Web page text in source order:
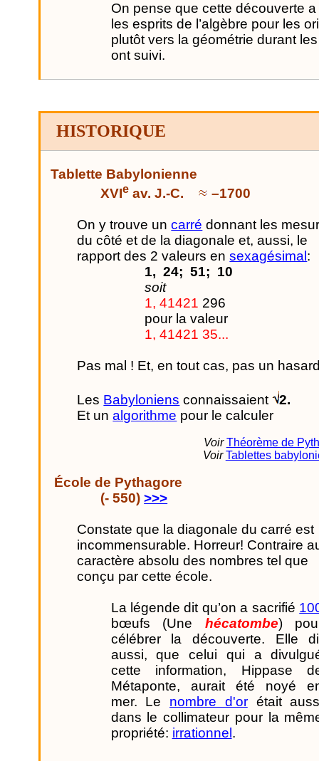
On pense que cette découverte
les esprits de l’algèbre pour les
plutôt vers la géométrie durant
ont suivi.
HISTORIQUE
Tablette Babylonienne
XVIe av. J.-C. –1700
On y trouve uncarré donnant les
du côté et de la diagonale et, aussi, le
rapport des 2 valeurs ensexagésimal :
1, 24; 51; 10
soit
1, 41421 296
pour la valeur
1, 41421 35...
Pas mal ! Et, en tout cas, pas un
Les Babyloniens connaissaient 2.
Et unalgorithme pour le calculer
VoirThéorème de
VoirTablettes
École de Pythagore
(- 550)>>>
Constate que la diagonale du carré est
incommensurable. Horreur! Contraire
caractère absolu des nombres tel que
conçu par cette école.
La légende dit qu’on a sacrifié
bœufs (Une hécatombe)
célébrer la découverte. Elle
aussi, que celui qui a
cette information, Hippase
Métaponte, aurait été noyé
mer. Le nombre d'orétait
dans le collimateur pour la
propriété: irrationnel .